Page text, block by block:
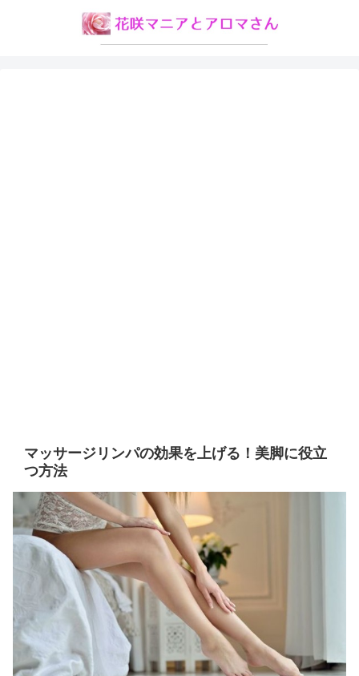
マッサージリンパの効果を上げる！美脚に役立
つ方法